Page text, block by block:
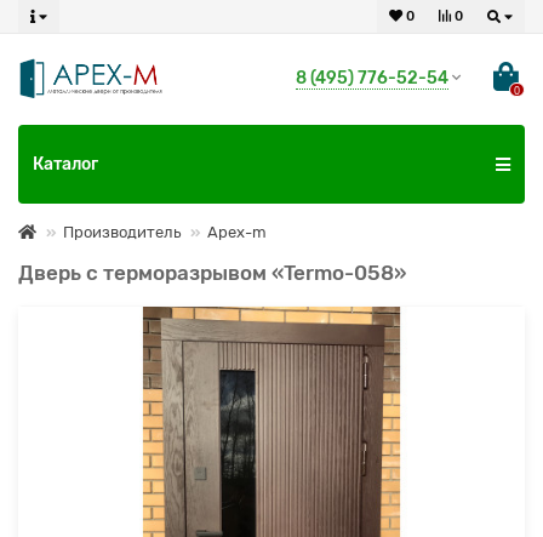
0
0
8 (495) 776-52-54
0
Каталог
Производитель Apex-m
Дверь с терморазрывом «Termo-058»